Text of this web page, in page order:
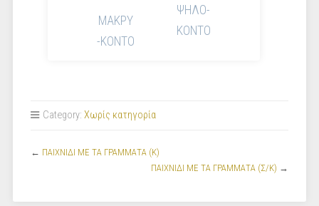
ΜΑΚΡΥ
-ΚΟΝΤΟ
ΨΗΛΟ-
ΚΟΝΤΟ
Category: Χωρίς κατηγορία
← ΠΑΙΧΝΙΔΙ ΜΕ ΤΑ ΓΡΑΜΜΑΤΑ (Κ)
ΠΑΙΧΝΙΔΙ ΜΕ ΤΑ ΓΡΑΜΜΑΤΑ (Σ/Κ) →